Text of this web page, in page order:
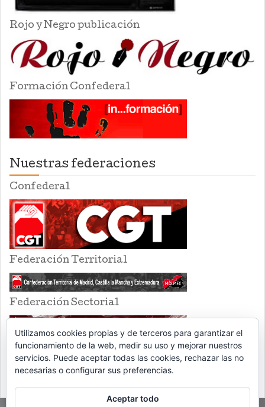
Rojo y Negro publicación
Formación Confederal
Nuestras federaciones
Confederal
Federación Territorial
Federación Sectorial
Utilizamos cookies propias y de terceros para garantizar el
funcionamiento de la web, medir su uso y mejorar nuestros
servicios. Puede aceptar todas las cookies, rechazar las no
necesarias o configurar sus preferencias.
Aceptar todo